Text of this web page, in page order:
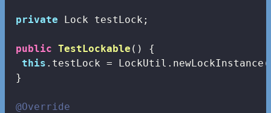
private Lock testLock;
public TestLockable ()
{
this .testLock =
}
@Override